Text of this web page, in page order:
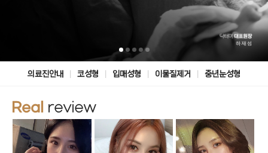
의료진안내 코성형 입매성형 이물질제거 중년눈성형
Real review